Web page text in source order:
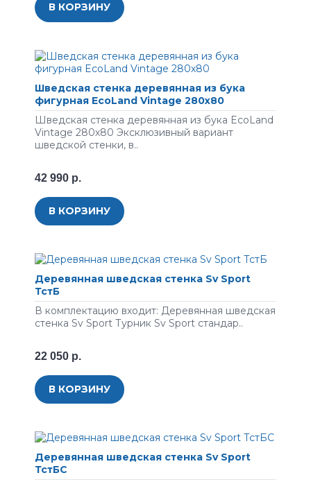
В КОРЗИНУ
Шведская стенка деревянная из бука
фигурная EcoLand Vintage 280х80
Шведская стенка деревянная из бука EcoLand
Vintage 280х80 Эксклюзивный вариант
шведской стенки, в..
42 990 р.
В КОРЗИНУ
Деревянная шведская стенка Sv Sport
ТстБ
В комплектацию входит: Деревянная шведская
стенка Sv Sport Турник Sv Sport стандар..
22 050 р.
В КОРЗИНУ
Деревянная шведская стенка Sv Sport
ТстБС